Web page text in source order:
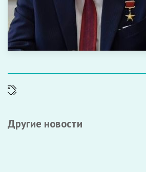
Другие новости